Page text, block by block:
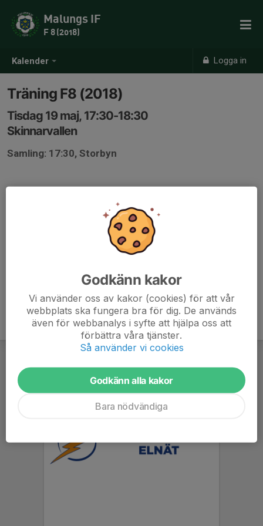
Kalender Logga in
Malungs IF
F 8 (2018)
Träning F8 (2018)
Tisdag 19 maj, 17:30-18:30
Skinnarvallen
Samling: 17:30, Storbyn
Godkänn kakor
Vi använder oss av kakor (cookies) för att vår
webbplats ska fungera bra för dig. De används
även för webbanalys i syfte att hjälpa oss att
förbättra våra tjänster.
Så använder vi cookies
Godkänn alla kakor
Bara nödvändiga